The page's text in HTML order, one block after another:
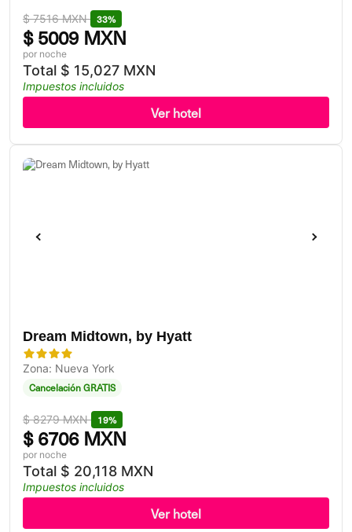
$7516 MXN 33%
$5009 MXN
por noche
Total $ 15,027 MXN
Impuestos incluidos
Ver hotel
Dream Midtown, by Hyatt
Zona: Nueva York
Cancelación GRATIS
$8279 MXN 19%
$6706 MXN
por noche
Total $ 20,118 MXN
Impuestos incluidos
Ver hotel